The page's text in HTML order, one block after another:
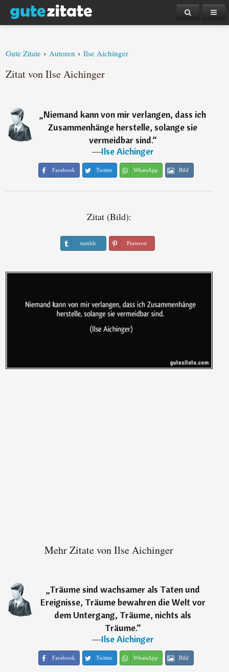
Gute Zitate › Autoren › Ilse Aichinger
Zitat von Ilse Aichinger
„Niemand kann von mir verlangen, dass ich
Zusammenhänge herstelle, solange sie
vermeidbar sind.“
―Ilse Aichinger
Facebook Twitter WhatsApp Bild
Zitat (Bild):
tumblr Pinterest
Mehr Zitate von Ilse Aichinger
„Träume sind wachsamer als Taten und
Ereignisse, Träume bewahren die Welt vor
dem Untergang, Träume, nichts als
Träume.“
―Ilse Aichinger
Facebook Twitter WhatsApp Bild